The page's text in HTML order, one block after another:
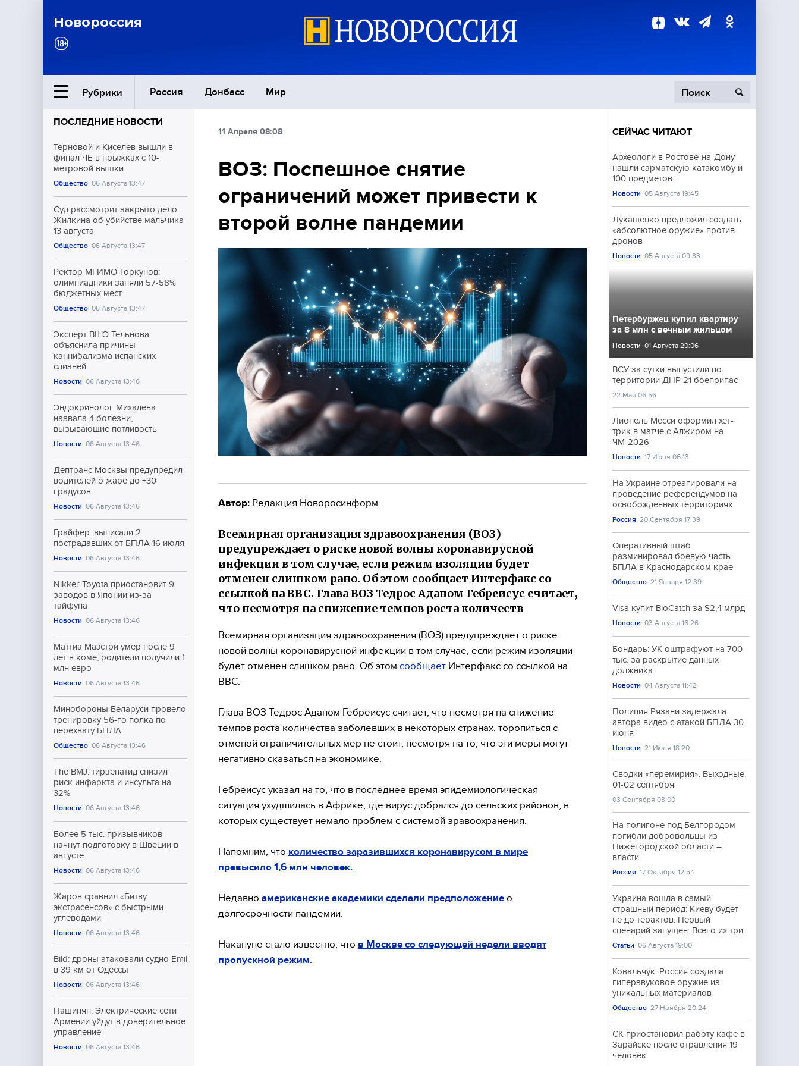
Новороссия
Рубрики Россия Донбасс Мир
Ближний Восток
Общество
Экономика
Происшествия
Культура
ПОСЛЕДНИЕ НОВОСТИ
Терновой и Киселёв вышли в
финал ЧЕ в прыжках с 10-
метровой вышки
Общество 06 Августа 13:47
Суд рассмотрит закрыто дело
Жилкина об убийстве мальчика
13 августа
Общество 06 Августа 13:47
Ректор МГИМО Торкунов:
олимпиадники заняли 57-58%
бюджетных мест
Общество 06 Августа 13:47
Эксперт ВШЭ Тельнова
объяснила причины
каннибализма испанских
слизней
Новости 06 Августа 13:46
Эндокринолог Михалева
назвала 4 болезни,
вызывающие потливость
Новости 06 Августа 13:46
Дептранс Москвы предупредил
водителей о жаре до +30
градусов
Новости 06 Августа 13:46
Грайфер: выписали 2
пострадавших от БПЛА 16 июля
Новости 06 Августа 13:46
Nikkei: Toyota приостановит 9
заводов в Японии из-за
тайфуна
Новости 06 Августа 13:46
Маттиа Маэстри умер после 9
лет в коме; родители получили 1
млн евро
Новости 06 Августа 13:46
Минобороны Беларуси провело
тренировку 56-го полка по
перехвату БПЛА
Общество 06 Августа 13:46
The BMJ: тирзепатид снизил
риск инфаркта и инсульта на
32%
Новости 06 Августа 13:46
Более 5 тыс. призывников
начнут подготовку в Швеции в
августе
Новости 06 Августа 13:46
Жаров сравнил «Битву
экстрасенсов» с быстрыми
углеводами
Новости 06 Августа 13:46
Bild: дроны атаковали судно Emil
в 39 км от Одессы
Новости 06 Августа 13:46
Пашинян: Электрические сети
Армении уйдут в доверительное
управление
Новости 06 Августа 13:46
11 Апреля 08:08
ВОЗ: Поспешное снятие
ограничений может привести к
второй волне пандемии
Автор: Редакция Новоросинформ
Всемирная организация здравоохранения (ВОЗ)
предупреждает о риске новой волны коронавирусной
инфекции в том случае, если режим изоляции будет
отменен слишком рано. Об этом сообщает Интерфакс со
ссылкой на BBC. Глава ВОЗ Тедрос Аданом Гебреисус считает,
что несмотря на снижение темпов роста количеств
Всемирная организация здравоохранения (ВОЗ) предупреждает о риске
новой волны коронавирусной инфекции в том случае, если режим изоляции
будет отменен слишком рано. Об этом сообщает Интерфакс со ссылкой на
BBC.
Глава ВОЗ Тедрос Аданом Гебреисус считает, что несмотря на снижение
темпов роста количества заболевших в некоторых странах, торопиться с
отменой ограничительных мер не стоит, несмотря на то, что эти меры могут
негативно сказаться на экономике.
Гебреисус указал на то, что в последнее время эпидемиологическая
ситуация ухудшилась в Африке, где вирус добрался до сельских районов, в
которых существует немало проблем с системой зравоохранения.
Напомним, что количество заразившихся коронавирусом в мире
превысило 1,6 млн человек.
Недавно американские академики сделали предположение о
долгосрочности пандемии.
Накануне стало известно, что в Москве со следующей недели вводят
пропускной режим.
СЕЙЧАС ЧИТАЮТ
Археологи в Ростове-на-Дону
нашли сарматскую катакомбу и
100 предметов
Новости 05 Августа 19:45
Лукашенко предложил создать
«абсолютное оружие» против
дронов
Новости 05 Августа 09:33
Петербуржец купил квартиру
за 8 млн с вечным жильцом
Новости 01 Августа 20:06
ВСУ за сутки выпустили по
территории ДНР 21 боеприпас
22 Мая 06:56
Лионель Месси оформил хет-
трик в матче с Алжиром на
ЧМ-2026
Новости 17 Июня 06:13
На Украине отреагировали на
проведение референдумов на
освобожденных территориях
Россия 20 Сентября 17:39
Оперативный штаб
разминировал боевую часть
БПЛА в Краснодарском крае
Общество 21 Января 12:39
Visa купит BioCatch за $2,4 млрд
Новости 03 Августа 16:26
Бондарь: УК оштрафуют на 700
тыс. за раскрытие данных
должника
Новости 04 Августа 11:42
Полиция Рязани задержала
автора видео с атакой БПЛА 30
июня
Новости 21 Июля 18:20
Сводки «перемирия». Выходные,
01-02 сентября
03 Сентября 03:00
На полигоне под Белгородом
погибли добровольцы из
Нижегородской области –
власти
Россия 17 Октября 12:54
Украина вошла в самый
страшный период: Киеву будет
не до терактов. Первый
сценарий запущен. Всего их три
Статьи 06 Августа 19:00
Ковальчук: Россия создала
гиперзвуковое оружие из
уникальных материалов
Общество 27 Ноября 20:24
СК приостановил работу кафе в
Зарайске после отравления 19
человек